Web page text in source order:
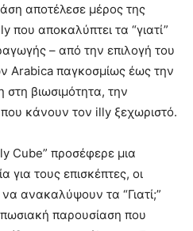
αποτέλεσε μέρος της
που αποκαλύπτει τα “γιατί”
– από την επιλογή του
Arabica παγκοσμίως έως την
βιωσιμότητα, την
που κάνουν τον illy ξεχωριστό.
Cube” προσέφερε μια
για τους επισκέπτες, οι
να ανακαλύψουν τα “Γιατί;”
παρουσίαση που